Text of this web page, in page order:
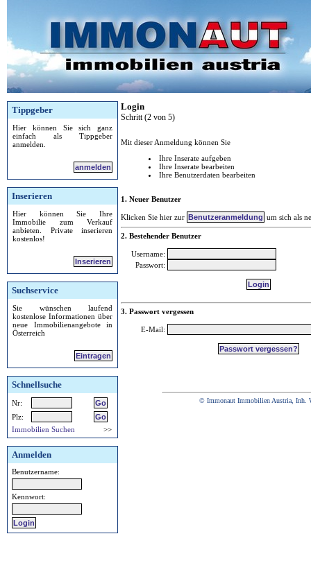
Tippgeber
Hier können Sie sich ganz
einfach als Tippgeber
anmelden.
anmelden
Inserieren
Hier können Sie Ihre
Immobilie zum Verkauf
anbieten. Private inserieren
kostenlos!
Inserieren
Suchservice
Sie wünschen laufend
kostenlose Informationen über
neue Immobilienangebote in
Österreich
Eintragen
Schnellsuche
Nr:
Plz:
Immobilien Suchen
>>
Anmelden
Benutzername:
Kennwort:
Login
Schritt (2 von 5)
Mit dieser Anmeldung können Sie
Ihre Inserate aufgeben
Ihre Inserate bearbeiten
Ihre Benutzerdaten bearbeiten
1. Neuer Benutzer
Klicken Sie hier zur um sich als
2. Bestehender Benutzer
Username:
Passwort:
3. Passwort vergessen
E-Mail:
© Immonaut Immobilien Austria, Inh.